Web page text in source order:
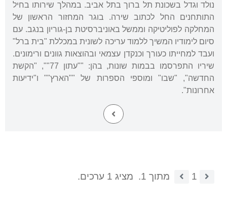
נולד וגדל בשכונת תל ברוך בתל אביב. במהלך שירותו בחיל
התותחנים החל לכתוב שירה. בוגר המחזור הראשון של
המחלקה לפוליטיקה וממשל באוניברסיטת בן-גוריון בנגב. עם
סיום לימודיו המשיך ללמוד עריכה לשונית במכללת "בית ברל"
ועבד למחייתו כעורך וכנקדן עצמאי ובהוצאות גוונים ורימונים.
שיריו התפרסמו בבמות שונות, בהן: ""עתון 77"", "הקשת
החדשה", "שבו" ומוספי הספרות של ""הארץ"" ו"ידיעות
אחרונות".
1 מתוך 1. מציג 1 ערכים.